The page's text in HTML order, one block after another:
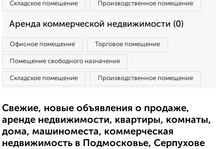
Складское помещение Производственное помещение
Аренда коммерческой недвижимости (0)
Офисное помещение Торговое помещение
Помещение свободного назначения
Складское помещение Производственное помещение
Свежие, новые объявления о продаже,
аренде недвижимости, квартиры, комнаты,
дома, машиноместа, коммерческая
недвижимость в Подмосковье, Серпухове